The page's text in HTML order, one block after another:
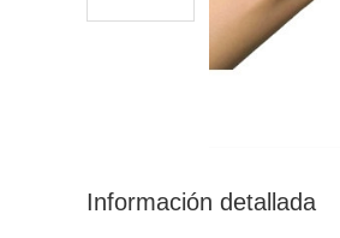
Información detallada